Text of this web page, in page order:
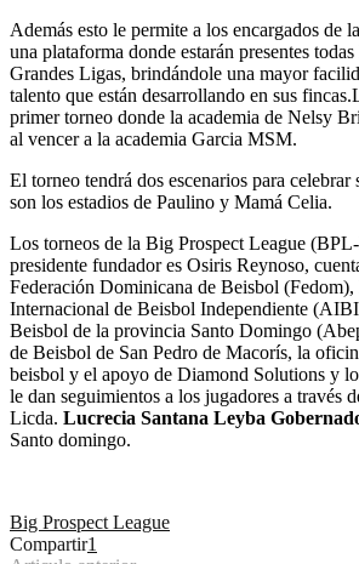
Además esto le permite a los encargados de
una plataforma donde estarán presentes
Grandes Ligas, brindándole una mayor
talento que están desarrollando en sus fincas.
primer torneo donde la academia de Nelsy
al vencer a la academia Garcia MSM.
El torneo tendrá dos escenarios para celebrar
son los estadios de Paulino y Mamá Celia.
Los torneos de la Big Prospect League
presidente fundador es Osiris Reynoso,
Federación Dominicana de Beisbol
Internacional de Beisbol Independiente
Beisbol de la provincia Santo Domingo
de Beisbol de San Pedro de Macorís, la
beisbol y el apoyo de Diamond Solutions y
le dan seguimientos a los jugadores a través
Licda. Lucrecia Santana Leyba
Santo domingo.
Big Prospect League
Compartir1